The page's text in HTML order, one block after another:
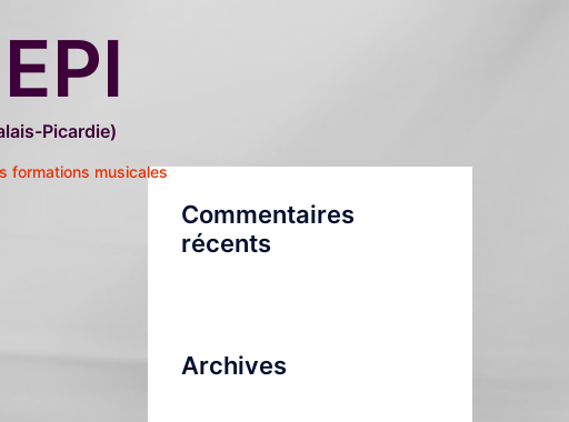
Picardie)
formations musicales
Commentaires
récents
Archives